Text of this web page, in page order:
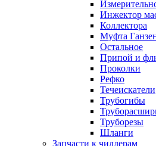
Инжектор
Коллектора
Муфта
Остальное
Припой и
Проколки
Рефко
Течеискатели
Трубогибы
Труборезы
Шланги
Запчасти к чиллерам